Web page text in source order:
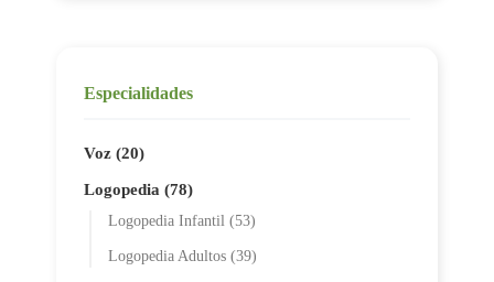
Especialidades
Voz (20)
Logopedia (78)
Logopedia Infantil (53)
Logopedia Adultos (39)